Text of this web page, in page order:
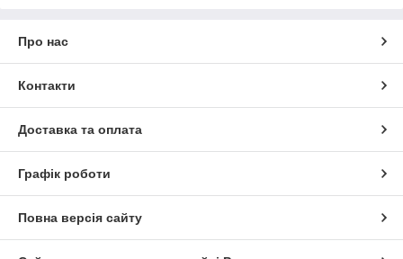
Про нас
Контакти
Доставка та оплата
Графік роботи
Повна версія сайту